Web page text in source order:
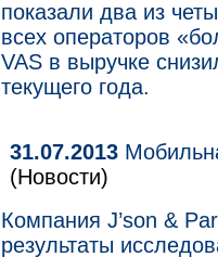
показали два из
всех операторов
VAS в выручке
текущего года.
31.07.2013
(Новости)
Компания J’son &
результаты